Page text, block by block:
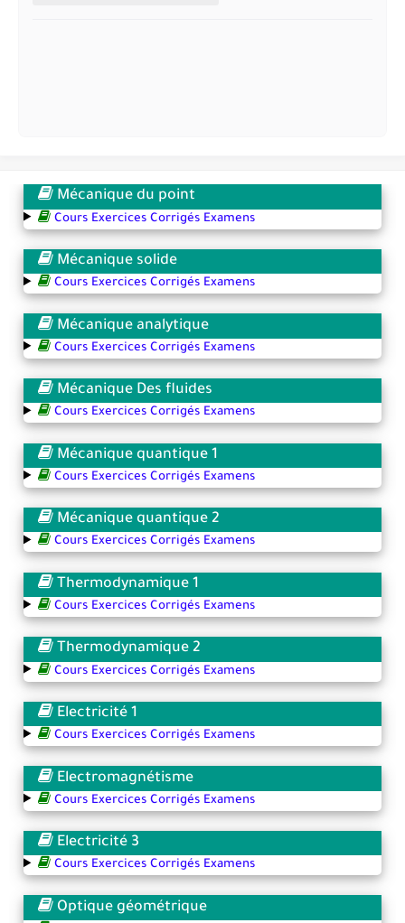
Mécanique du point
Cours Exercices Corrigés Examens
Mécanique solide
Cours Exercices Corrigés Examens
Mécanique analytique
Cours Exercices Corrigés Examens
Mécanique Des fluides
Cours Exercices Corrigés Examens
Mécanique quantique 1
Cours Exercices Corrigés Examens
Mécanique quantique 2
Cours Exercices Corrigés Examens
Thermodynamique 1
Cours Exercices Corrigés Examens
Thermodynamique 2
Cours Exercices Corrigés Examens
Electricité 1
Cours Exercices Corrigés Examens
Electromagnétisme
Cours Exercices Corrigés Examens
Electricité 3
Cours Exercices Corrigés Examens
Optique géométrique